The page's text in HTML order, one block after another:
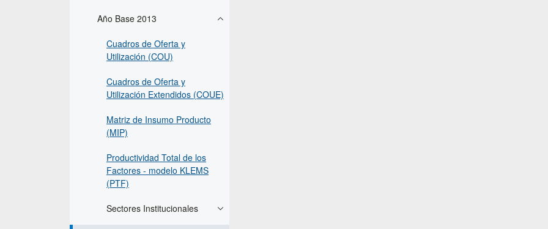
Año Base 2013
Cuadros de Oferta y
Utilización (COU)
Cuadros de Oferta y
Utilización Extendidos (COUE)
Matriz de Insumo Producto
(MIP)
Productividad Total de los
Factores - modelo KLEMS
(PTF)
Sectores Institucionales